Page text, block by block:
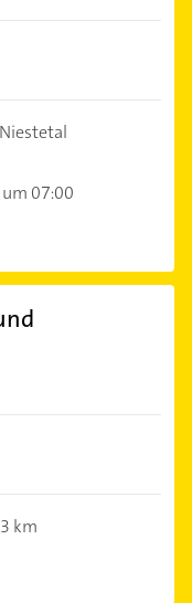
07:00
3 km